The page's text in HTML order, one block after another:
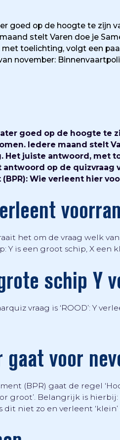
goed op de hoogte te zijn
stelt Varen doe je
toelichting, volgt een
november:
goed op de hoogte te
Iedere maand stelt
Het juiste antwoord, met
op de quizvraag
Wie verleent hier
het om de vraag welk
Y is een groot schip, X een
schip Y
vraag is ‘ROOD’: Y
gaat voor
(BPR) gaat de regel
groot’. Belangrijk is
niet zo en verleent ‘klein’